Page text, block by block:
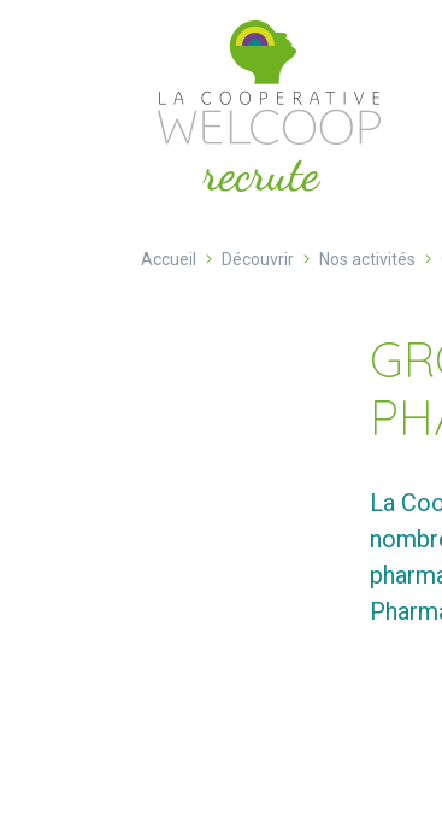
Accueil Découvrir Nos activités
La